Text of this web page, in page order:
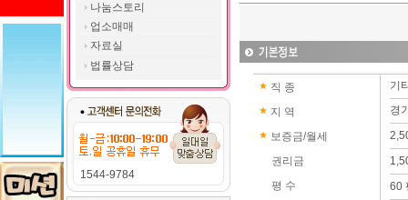
나눔스토리
업소매매
자료실
법률상담
1544-9784
직 종
지 역
보증금/월세
권리금
평 수
기
경
60